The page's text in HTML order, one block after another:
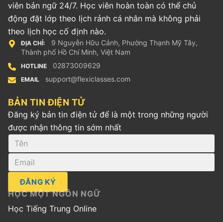
viên bản ngữ 24/7. Học viên hoàn toàn có thể chủ
động đặt lớp theo lịch rảnh cá nhân mà không phải
theo lịch học cố định nào.
ĐỊA CHỈ:
9 Nguyễn Hữu Cảnh, Phường Thạnh Mỹ Tây,
Thành phố Hồ Chí Minh, Việt Nam
HOTLINE 02873009629
EMAIL support@flexiclasses.com
BẢN TIN ĐIỆN TỬ
Đăng ký bản tin điện tử để là một trong những người
được nhận thông tin sớm nhất
ĐĂNG KÝ
HỌC MỘT NGÔN NGỮ
Học Tiếng Trung Online